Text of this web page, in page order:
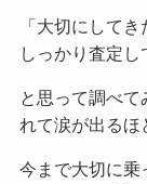
「大切にして
しっかり査定し
と思って調べ
れて涙が出る
今まで大切に乗